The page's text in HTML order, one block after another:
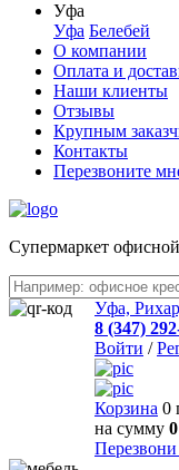
Уфа
Уфа Белебей
О компании
Оплата и
Наши клиенты
Отзывы
Крупным
Контакты
Перезвоните
Cупермаркет
Уфа,
8 (347)
Войти /
Корзина 0
на сумму 0